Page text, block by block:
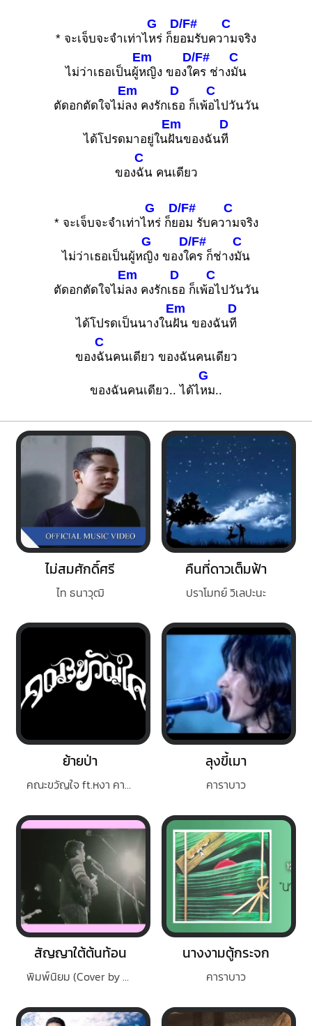
* จะเจ็บจะจำเท่าไ
G
หร่ ก็ย
D/F#
อมรับคว
C
ามจริง
ไม่ว่าเธอเป็นผู้
Em
หญิง ของใ
D/F#
คร ช่าง
C
มัน
ตัดอกตัดใจไม่
Em
ลง คงรักเ
D
ธอ ก็เพ้
C
อไปวันวัน
ได้โปรดมาอยู่ใน
Em
ฝันของฉัน
D
ที
ของ
C
ฉัน คนเดียว
* จะเจ็บจะจำเท่าไ
G
หร่ ก็ย
D/F#
อม รับคว
C
ามจริง
ไม่ว่าเธอเป็นผู้ห
G
ญิง ของใ
D/F#
คร ก็ช่าง
C
มัน
ตัดอกตัดใจไม่
Em
ลง คงรักเ
D
ธอ ก็เพ้
C
อไปวันวัน
ได้โปรดเป็นนางใน
Em
ฝัน ของฉัน
D
ที
ของ
C
ฉันคนเดียว ของฉันคนเดียว
ของฉันคนเดียว.. ได้ไ
G
หม..
ไม่สมศักดิ์ศรี
ไท ธนาวุฒิ
คืนที่ดาวเต็มฟ้า
ปราโมทย์ วิเลปะนะ
ย้ายป่า
คณะขวัญใจ ft.หงา คาราวาน
ลุงขี้เมา
คาราบาว
สัญญาใต้ต้นท้อน
พิมพ์นิยม (Cover by สภารัฐ)
นางงามตู้กระจก
คาราบาว